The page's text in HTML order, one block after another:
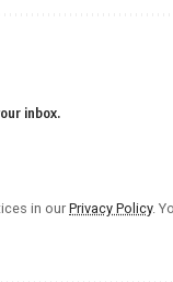
inbox.
in ourPrivacy Policy.